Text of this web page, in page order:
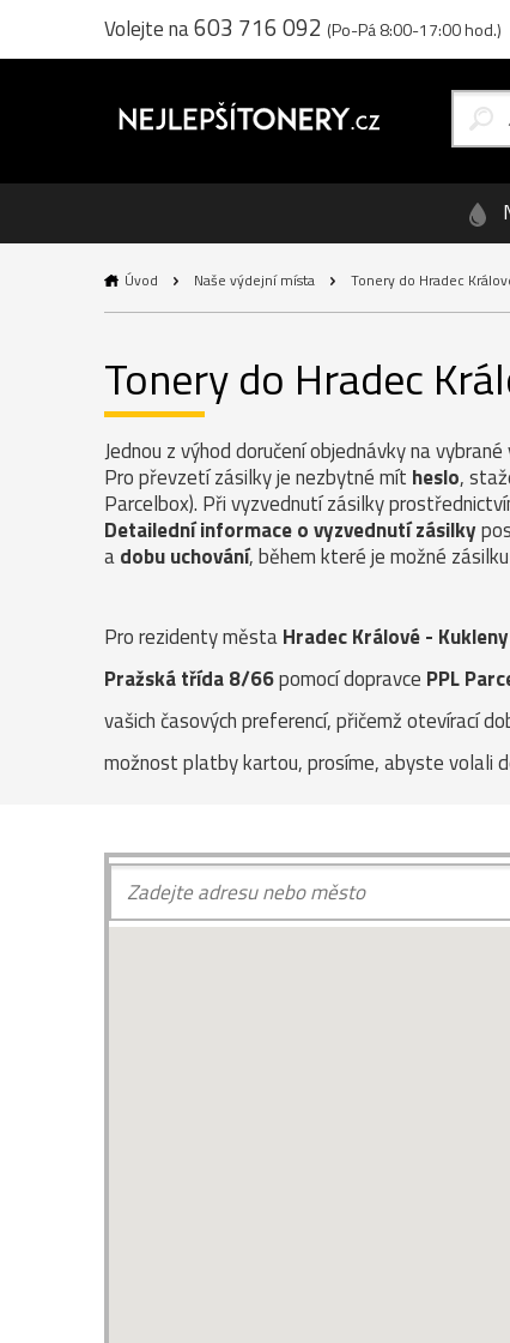
Volejte na603 716 092 (Po-Pá 8:00-17:00 hod.)
Úvod Naše výdejní místa Tonery do Hradec
Tonery do Hradec
Jednou z výhod doručení objednávky na
Pro převzetí zásilky je nezbytné mít heslo,
Parcelbox). Při vyzvednutí zásilky
Detailední informace o vyzvednutí zásilky
adobu uchování, během které je možné
Pro rezidenty městaHradec Králové - Kukleny
Pražská třída 8/66pomocí dopravce PPL
vašich časových preferencí, přičemž otevírací
možnost platby kartou, prosíme, abyste volali